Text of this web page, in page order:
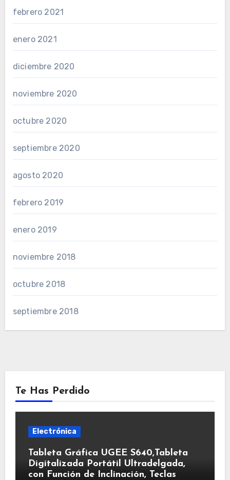
febrero 2021
enero 2021
diciembre 2020
noviembre 2020
octubre 2020
septiembre 2020
agosto 2020
febrero 2019
enero 2019
noviembre 2018
octubre 2018
septiembre 2018
Te Has Perdido
Electrónica
Tableta Gráfica UGEE S640,Tableta
Digitalizada Portátil Ultradelgada,
con Función de Inclinación, Teclas